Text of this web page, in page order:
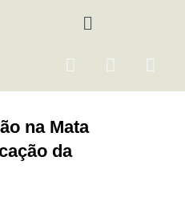
Menu
F
e
b
o
I
Y
na Mata
da